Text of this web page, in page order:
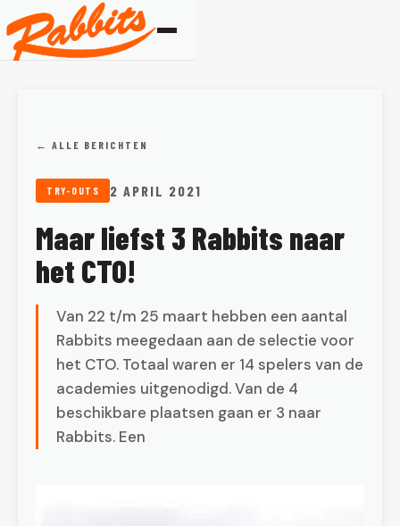
← ALLE BERICHTEN
TRY-OUTS 2 APRIL 2021
Maar liefst 3 Rabbits naar
het CTO!
Van 22 t/m 25 maart hebben een aantal
Rabbits meegedaan aan de selectie voor
het CTO. Totaal waren er 14 spelers van de
academies uitgenodigd. Van de 4
beschikbare plaatsen gaan er 3 naar
Rabbits. Een